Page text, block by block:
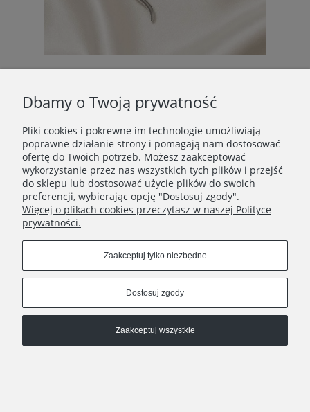
149,90 zł
Do koszyka
Dbamy o Twoją prywatność
Pliki cookies i pokrewne im technologie umożliwiają
poprawne działanie strony i pomagają nam dostosować
ofertę do Twoich potrzeb. Możesz zaakceptować
wykorzystanie przez nas wszystkich tych plików i przejść
do sklepu lub dostosować użycie plików do swoich
preferencji, wybierając opcję "Dostosuj zgody".
Więcej o plikach cookies przeczytasz w naszej Polityce
prywatności.
Zaakceptuj tylko niezbędne
Dostosuj zgody
Zaakceptuj wszystkie